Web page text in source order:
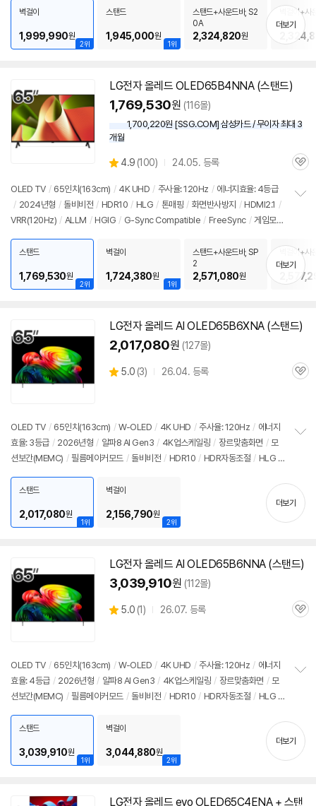
HDMI(전체): 3개 출시가: 2,990,000원
치
기
2위
벽걸이
1,999,990원
1위
스탠드
1,945,000원
스탠드+사운드바, S2
0A
2,324,820원
벽걸이+사
0A
더보기
LG전자올레드 OLED65B4NNA (스탠드)
1,769,530원 (116몰)
1,700,220원 [SSG.COM] 삼성카드 / 무이자 최대 3
개월
별
점
4.9 (상
리
뷰
100) 24.05. 등록
관
OLED TV / 65인치 (163cm) / 4K UHD / 주사율: 120Hz / 에너지효율: 4등급
/ 2024년형 / 돌비비전 / HDR10 / HLG / 톤매핑 / 화면반사방지 / HDMI2.1 /
VRR(120Hz) / ALLM / HGIG / G-Sync Compatible / FreeSync / 게임모
치
기
2위
스탠드
1,769,530원
1위
벽걸이
1,724,380원
스탠드+사운드바, SP
2
2,571,080원
벽걸이+사
2
더보기
LG전자올레드 AI OLED65B6XNA (스탠드)
2,017,080원 (127몰)
별
5.0 (상
3) 26.04. 등록
관
OLED TV / 65인치 (163cm) / W-OLED / 4K UHD / 주사율: 120Hz / 에너지
효율: 3등급 / 2026년형 / 알파8 AI Gen3 / 4K업스케일링 / 장르맞춤화면 / 모
션보간(MEMC) / 필름메이커모드 / 돌비비전 / HDR10 / HDR자동조절 / HLG /
Compatible
게임모드
출시가:
기
1위
스탠드
2,017,080원
2위
벽걸이
2,156,790원
더보기
LG전자올레드 AI OLED65B6NNA (스탠드)
3,039,910원 (112몰)
별
5.0 (상
1) 26.07. 등록
관
OLED TV / 65인치 (163cm) / W-OLED / 4K UHD / 주사율: 120Hz / 에너지
효율: 4등급 / 2026년형 / 알파8 AI Gen3 / 4K업스케일링 / 장르맞춤화면 / 모
션보간(MEMC) / 필름메이커모드 / 돌비비전 / HDR10 / HDR자동조절 / HLG /
c Compatible
FreeSync / 게임모드
출시가:
기
1위
스탠드
3,039,910원
2위
벽걸이
3,044,880원
더보기
LG전자올레드 evo OLED65C4ENA + 스탠